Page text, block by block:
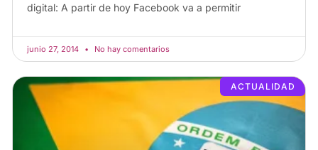
digital: A partir de hoy Facebook va a permitir
junio 27, 2014 No hay comentarios
ACTUALIDAD